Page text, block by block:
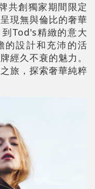
共創獨家期間限定
現無與倫比的奢華
Tod's精緻的意大
的設計和充沛的活
經久不衰的魅力。
旅，探索奢華純粹